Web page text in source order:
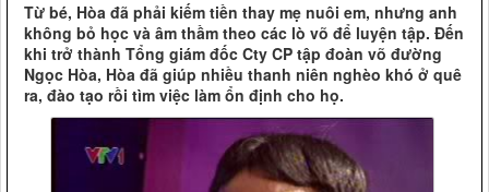
Từ bé, Hòa đã phải kiếm tiền thay mẹ nuôi em, nhưng anh
không bỏ học và âm thầm theo các lò võ để luyện tập. Đến
khi trở thành Tổng giám đốc Cty CP tập đoàn võ đường
Ngọc Hòa, Hòa đã giúp nhiều thanh niên nghèo khó ở quê
ra, đào tạo rồi tìm việc làm ổn định cho họ.